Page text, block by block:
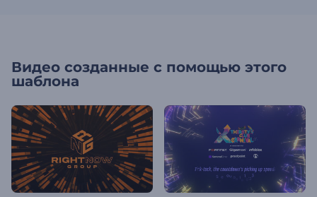
Видео созданные с помощью этого
шаблона